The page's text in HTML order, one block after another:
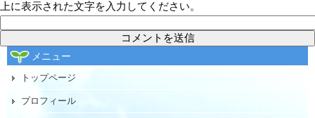
上に表示された文字を入力してください。
メニュー
トップページ
プロフィール